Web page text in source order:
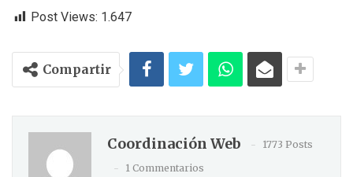
Post Views: 1.647
Compartir
Coordinación Web
1773 Posts
1 Commentarios